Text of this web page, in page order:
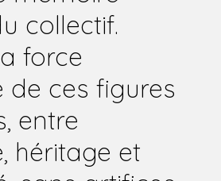
collectif.
force
de ces figures
entre
héritage et